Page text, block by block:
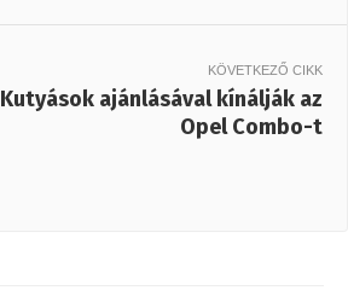
KÖVETKEZŐ CIKK
Kutyások ajánlásával kínálják az
Opel Combo-t